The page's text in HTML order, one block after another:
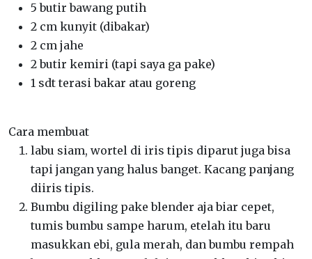
5 butir bawang putih
2 cm kunyit (dibakar)
2 cm jahe
2 butir kemiri (tapi saya ga pake)
1 sdt terasi bakar atau goreng
Cara membuat
labu siam, wortel di iris tipis diparut juga bisa
tapi jangan yang halus banget. Kacang panjang
diiris tipis.
Bumbu digiling pake blender aja biar cepet,
tumis bumbu sampe harum, etelah itu baru
masukkan ebi, gula merah, dan bumbu rempah